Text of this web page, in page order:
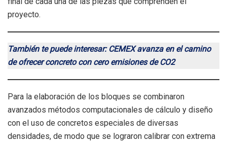
proyecto.
También te puede interesar: CEMEX avanza en el camino
de ofrecer concreto con cero emisiones de CO2
Para la elaboración de los bloques se combinaron
avanzados métodos computacionales de cálculo y diseño
con el uso de concretos especiales de diversas
densidades, de modo que se lograron calibrar con extrema